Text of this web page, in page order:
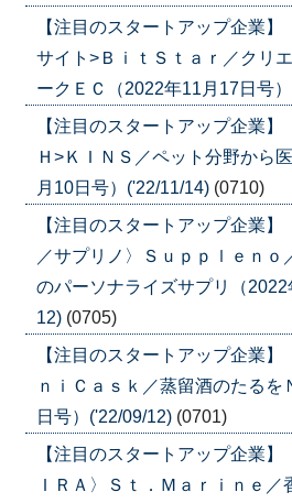
【注目のスタートアップ企業
サイト>ＢｉｔＳｔａｒ／クリ
ークＥＣ（2022年11月17日号
【注目のスタートアップ企業
Ｈ>ＫＩＮＳ／ペット分野から
月10日号）('22/11/14) (0710)
【注目のスタートアップ企業
／サプリノ〉Ｓｕｐｐｌｅｎｏ
のパーソナライズサプリ（
12) (0705)
【注目のスタートアップ企業】
ｎｉＣａｓｋ／蒸留酒のたる
日号）('22/09/12) (0701)
【注目のスタートアップ企業
ＩＲＡ〉Ｓｔ．Ｍａｒｉｎｅ